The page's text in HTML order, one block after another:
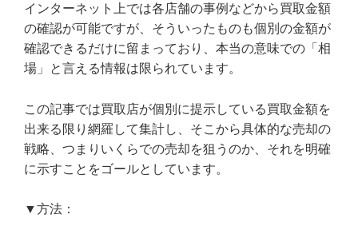
インターネット上では各店舗の事例などから買取金額
の確認が可能ですが、そういったものも個別の金額が
確認できるだけに留まっており、本当の意味での「相
場」と言える情報は限られています。
この記事では買取店が個別に提示している買取金額を
出来る限り網羅して集計し、そこから具体的な売却の
戦略、つまりいくらでの売却を狙うのか、それを明確
に示すことをゴールとしています。
▼方法：